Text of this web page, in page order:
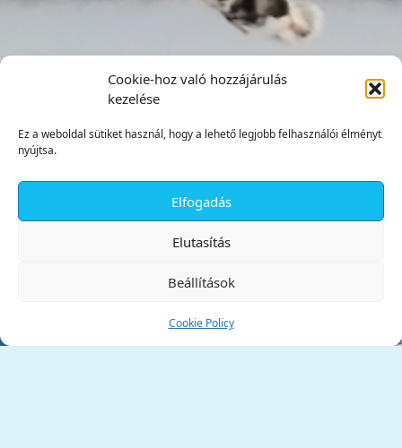
Cookie-hoz való hozzájárulás
kezelése
Ez a weboldal sütiket használ, hogy a lehető legjobb felhasználói élményt
nyújtsa.
Elfogadás
Elutasítás
Beállítások
Cookie Policy
Tata Város Önkormányzata
✕